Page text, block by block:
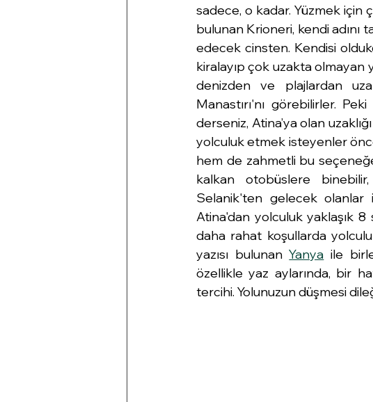
sadece, o kadar. Yüzmek için
bulunan Krioneri, kendi adını
edecek cinsten. Kendisi
kiralayıp çok uzakta olmayan
denizden ve plajlardan
Manastırı'nı görebilirler.
derseniz, Atina’ya olan
yolculuk etmek isteyenler
hem de zahmetli bu
kalkan otobüslere binebilir,
Selanik'ten gelecek olanlar
Atina'dan yolculuk yaklaşık 8
daha rahat koşullarda
yazısı bulunan Yanya ile
özellikle yaz aylarında, bir
tercihi. Yolunuzun düşmesi